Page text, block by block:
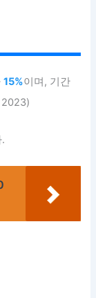
15%이며, 기간
2023)